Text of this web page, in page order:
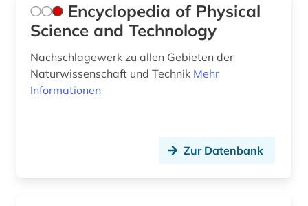
Encyclopedia of Physical
Science and Technology
Nachschlagewerk zu allen Gebieten der
Naturwissenschaft und Technik Mehr
Informationen
Zur Datenbank